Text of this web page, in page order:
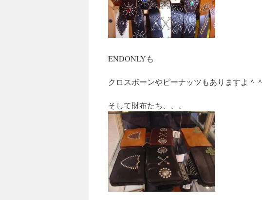
ENDONLYも
クロスボーンやピーナッツもありますよ＾＾
そして財布たち、、、